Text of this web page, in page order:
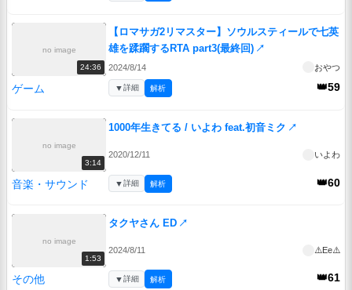
no image
24:36
【ロマサガ2リマスター】ソウルスティールで七英
雄を蹂躙するRTA part3(最終回) ↗
2024/8/14 おやつ
ゲーム 👑59
▼詳細 解析
no image
3:14
1000年生きてる / いよわ feat.初音ミク ↗
2020/12/11 いよわ
音楽・サウンド 👑60
▼詳細 解析
no image
1:53
タクヤさん ED ↗
2024/8/11 ⚠️Ee⚠️
その他 👑61
▼詳細 解析